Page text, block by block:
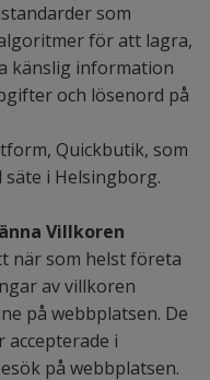
som
för att lagra,
känslig information
och lösenord på
Quickbutik, som
säte i Helsingborg.
Villkoren
när som helst företa
av villkoren
på webbplatsen. De
i
på webbplatsen.